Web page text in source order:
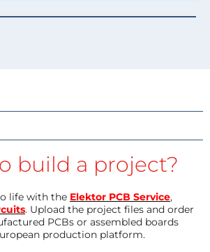
build a project?
life with the Elektor PCB Service,
. Upload the project files and order
PCBs or assembled boards
production platform.